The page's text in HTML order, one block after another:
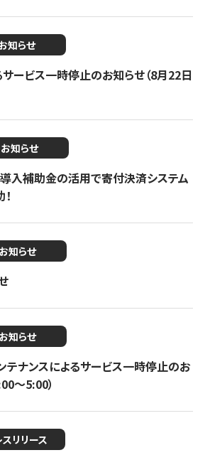
知らせ
ービス一時停止のお知らせ（8月22日
お知らせ
導入補助金の活用で寄付決済システム
お知らせ
お知らせ
テナンスによるサービス一時停止のお
〜5:00）
スリリース